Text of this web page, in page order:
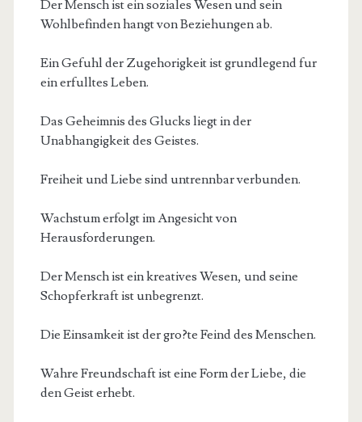
Der Mensch ist ein soziales Wesen und sein
Wohlbefinden hangt von Beziehungen ab.
Ein Gefuhl der Zugehorigkeit ist grundlegend fur
ein erfulltes Leben.
Das Geheimnis des Glucks liegt in der
Unabhangigkeit des Geistes.
Freiheit und Liebe sind untrennbar verbunden.
Wachstum erfolgt im Angesicht von
Herausforderungen.
Der Mensch ist ein kreatives Wesen, und seine
Schopferkraft ist unbegrenzt.
Die Einsamkeit ist der gro?te Feind des Menschen.
Wahre Freundschaft ist eine Form der Liebe, die
den Geist erhebt.